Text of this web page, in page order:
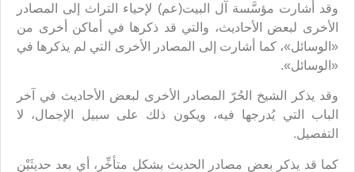
وقد أشارت مؤسَّسة آل البيت(عم) لإحياء التراث إلى المصادر
الأخرى لبعض الأحاديث، والتي قد ذكرها في أماكن أخرى من
«الوسائل»، كما أشارت إلى المصادر الأخرى التي لم يذكرها في
«الوسائل».
وقد يذكر الشيخ الحُرّ المصادر الأخرى لبعض الأحاديث في آخر
الباب التي يُدرجها فيه، ويكون ذلك على سبيل الإجمال، لا
التفصيل.
كما قد يذكر بعض مصادر الحديث بشكلٍ متأخِّرٍ، أي بعد حديثَيْن